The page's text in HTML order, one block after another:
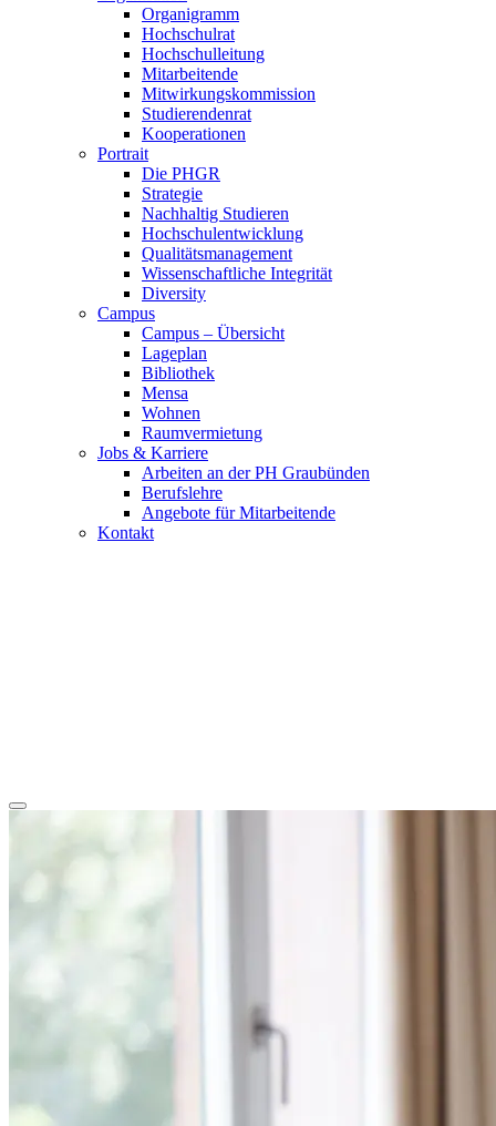
Organigramm
Hochschulrat
Hochschulleitung
Mitarbeitende
Mitwirkungskommission
Studierendenrat
Kooperationen
Portrait
Die PHGR
Strategie
Nachhaltig Studieren
Hochschulentwicklung
Qualitätsmanagement
Wissenschaftliche Integrität
Diversity
Campus
Campus – Übersicht
Lageplan
Bibliothek
Mensa
Wohnen
Raumvermietung
Jobs & Karriere
Arbeiten an der PH Graubünden
Berufslehre
Angebote für Mitarbeitende
Kontakt